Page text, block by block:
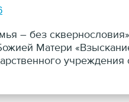
– без
Матери